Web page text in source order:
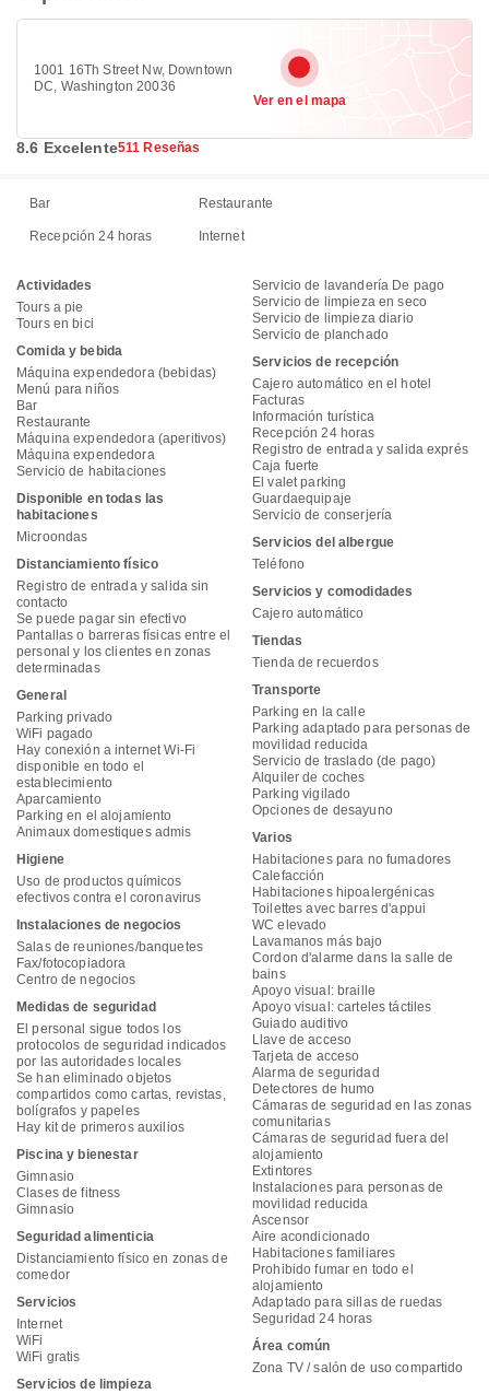
1001 16Th Street Nw, Downtown
DC, Washington 20036
Ver en el mapa
8.6 Excelente511 Reseñas
Bar Restaurante
Recepción 24 horas Internet
Actividades
Tours a pie
Tours en bici
Comida y bebida
Máquina expendedora (bebidas)
Menú para niños
Bar
Restaurante
Máquina expendedora (aperitivos)
Máquina expendedora
Servicio de habitaciones
Disponible en todas las
habitaciones
Microondas
Distanciamiento físico
Registro de entrada y salida sin
contacto
Se puede pagar sin efectivo
Pantallas o barreras físicas entre el
personal y los clientes en zonas
determinadas
General
Parking privado
WiFi pagado
Hay conexión a internet Wi-Fi
disponible en todo el
establecimiento
Aparcamiento
Parking en el alojamiento
Animaux domestiques admis
Higiene
Uso de productos químicos
efectivos contra el coronavirus
Instalaciones de negocios
Salas de reuniones/banquetes
Fax/fotocopiadora
Centro de negocios
Medidas de seguridad
El personal sigue todos los
protocolos de seguridad indicados
por las autoridades locales
Se han eliminado objetos
compartidos como cartas, revistas,
bolígrafos y papeles
Hay kit de primeros auxilios
Piscina y bienestar
Gimnasio
Clases de fitness
Gimnasio
Seguridad alimenticia
Distanciamiento físico en zonas de
comedor
Servicios
Internet
WiFi
WiFi gratis
Servicios de limpieza
Servicio de lavandería De pago
Servicio de limpieza en seco
Servicio de limpieza diario
Servicio de planchado
Servicios de recepción
Cajero automático en el hotel
Facturas
Información turística
Recepción 24 horas
Registro de entrada y salida exprés
Caja fuerte
El valet parking
Guardaequipaje
Servicio de conserjería
Servicios del albergue
Teléfono
Servicios y comodidades
Cajero automático
Tiendas
Tienda de recuerdos
Transporte
Parking en la calle
Parking adaptado para personas de
movilidad reducida
Servicio de traslado (de pago)
Alquiler de coches
Parking vigilado
Opciones de desayuno
Varios
Habitaciones para no fumadores
Calefacción
Habitaciones hipoalergénicas
Toilettes avec barres d'appui
WC elevado
Lavamanos más bajo
Cordon d'alarme dans la salle de
bains
Apoyo visual: braille
Apoyo visual: carteles táctiles
Guiado auditivo
Llave de acceso
Tarjeta de acceso
Alarma de seguridad
Detectores de humo
Cámaras de seguridad en las zonas
comunitarias
Cámaras de seguridad fuera del
alojamiento
Extintores
Instalaciones para personas de
movilidad reducida
Ascensor
Aire acondicionado
Habitaciones familiares
Prohibido fumar en todo el
alojamiento
Adaptado para sillas de ruedas
Seguridad 24 horas
Área común
Zona TV / salón de uso compartido